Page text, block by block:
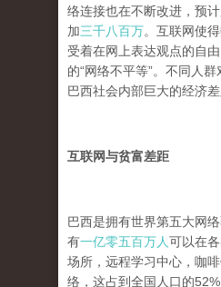
络连接也在不断改进，预
加三千八百万。互联网使
受着在网上表达观点的自
的“网络不平等”。不同人
巴西社会内部巨大的经济差
互联网与贫富差距
巴西是拥有世界第五大网
有一亿零五百万人可以在
场所，远程学习中心，咖
络，这占到全国人口的